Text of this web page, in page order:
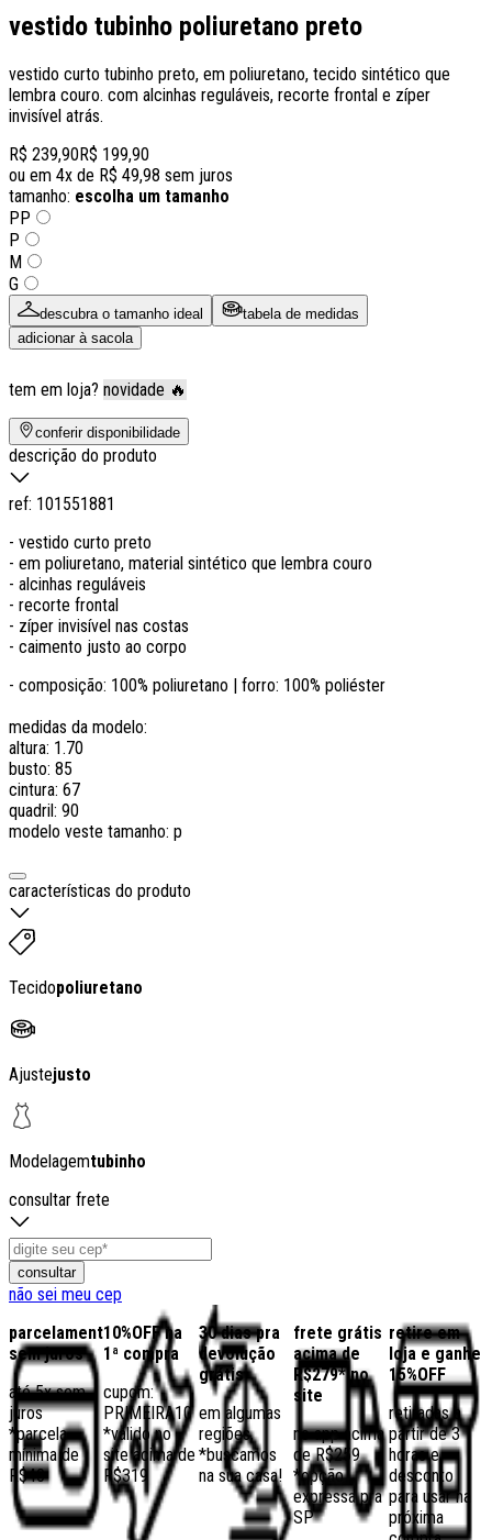
vestido tubinho poliuretano preto
vestido curto tubinho preto, em poliuretano, tecido sintético que
lembra couro. com alcinhas reguláveis, recorte frontal e zíper
invisível atrás.
R$ 239,90R$ 199,90
ou em 4x de R$ 49,98 sem juros
tamanho: escolha um tamanho
PP
P
M
G
descubra o tamanho ideal
tabela de medidas
adicionar à sacola
tem em loja? novidade 🔥
conferir disponibilidade
descrição do produto
ref: 101551881
- vestido curto preto
- em poliuretano, material sintético que lembra couro
- alcinhas reguláveis
- recorte frontal
- zíper invisível nas costas
- caimento justo ao corpo
- composição: 100% poliuretano | forro: 100% poliéster
medidas da modelo:
altura: 1.70
busto: 85
cintura: 67
quadril: 90
modelo veste tamanho: p
características do produto
Tecidopoliuretano
Ajustejusto
Modelagemtubinho
consultar frete
consultar
não sei meu cep
parcelamento
sem juros
até 5x sem
juros
*parcela
mínima de
R$40
10%OFF na
1ª compra
cupom:
PRIMEIRA10
*válido no
site acima de
R$319
30 dias pra
devolução
grátis
em algumas
regiões,
*buscamos
na sua casa!
frete grátis
acima de
R$279* no
site
no app acima
de R$259
*opção
expressa pra
SP
retire em
loja e ganhe
15%OFF
retiradas a
partir de 3
horas e
desconto
para usar na
próxima